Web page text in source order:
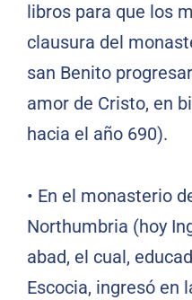
libros para que los
clausura del
san Benito
amor de Cristo, en
hacia el año 690).
• En el monasterio
Northumbria (hoy
abad, el cual,
Escocia, ingresó en